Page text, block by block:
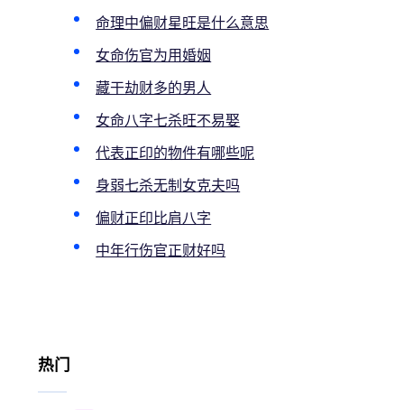
命理中偏财星旺是什么意思
女命伤官为用婚姻
藏干劫财多的男人
女命八字七杀旺不易娶
代表正印的物件有哪些呢
身弱七杀无制女克夫吗
偏财正印比肩八字
中年行伤官正财好吗
热门